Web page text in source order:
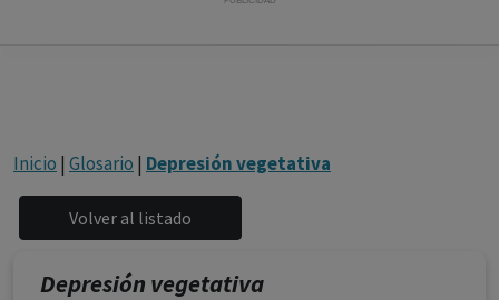
Inicio | Glosario | Depresión vegetativa
Depresión vegetativa